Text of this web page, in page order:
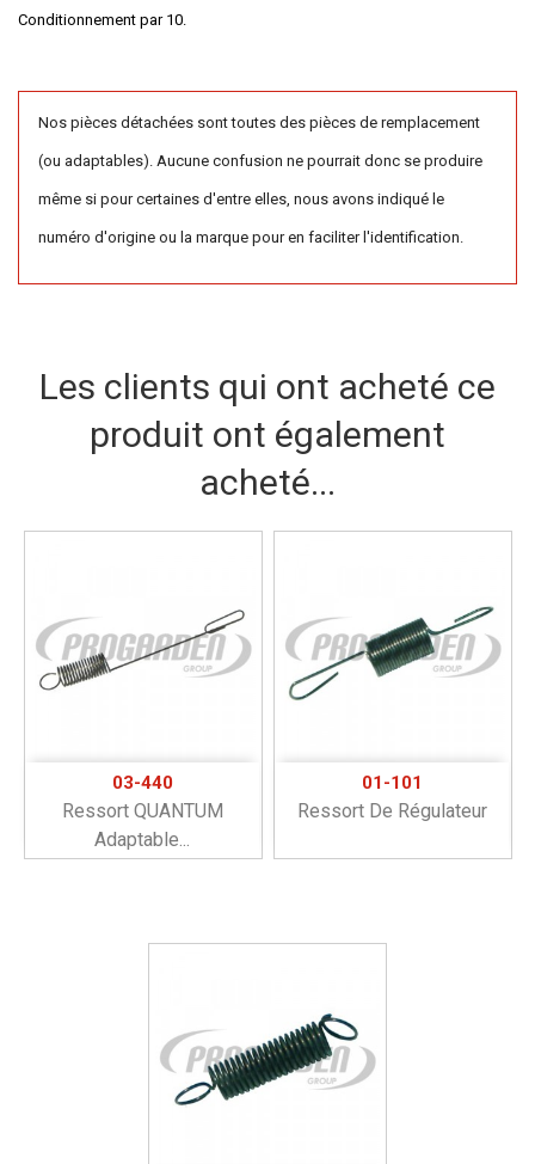
Conditionnement par 10.
Nos pièces détachées sont toutes des pièces de remplacement
(ou adaptables). Aucune confusion ne pourrait donc se produire
même si pour certaines d'entre elles, nous avons indiqué le
numéro d'origine ou la marque pour en faciliter l'identification.
Les clients qui ont acheté ce
produit ont également
acheté...
03-440
Ressort QUANTUM
Adaptable...
01-101
Ressort De Régulateur